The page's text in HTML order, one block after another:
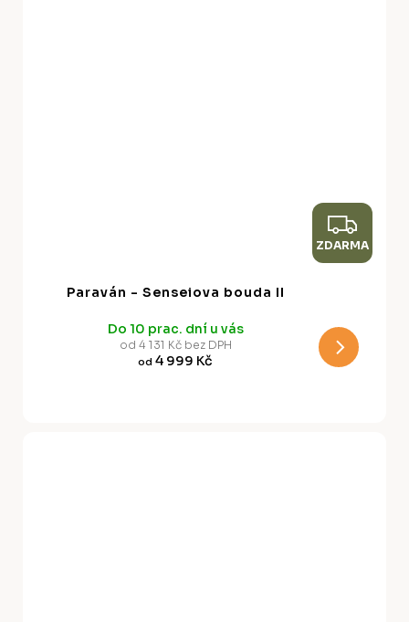
Z
D
M
ZDARMA
Paraván - Senseiova bouda II
Do 10 prac. dní u vás
od 4 131 Kč bez DPH
od 4 999 Kč